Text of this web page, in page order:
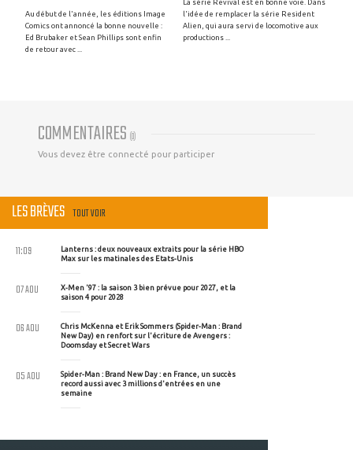
Au début de l'année, les éditions Image
Comics ont annoncé la bonne nouvelle :
Ed Brubaker et Sean Phillips sont enfin
de retour avec ...
La série Revival est en bonne voie. Dans
l'idée de remplacer la série Resident
Alien, qui aura servi de locomotive aux
productions ...
COMMENTAIRES (0)
Vous devez être connecté pour participer
LES BRÈVES TOUT VOIR
Lanterns : deux nouveaux extraits pour la série HBO
Max sur les matinales des Etats-Unis
11:09
X-Men '97 : la saison 3 bien prévue pour 2027, et la
saison 4 pour 2028
07 AOU
Chris McKenna et Erik Sommers (Spider-Man : Brand
New Day) en renfort sur l'écriture de Avengers :
Doomsday et Secret Wars
06 AOU
Spider-Man : Brand New Day : en France, un succès
record aussi avec 3 millions d'entrées en une
semaine
05 AOU